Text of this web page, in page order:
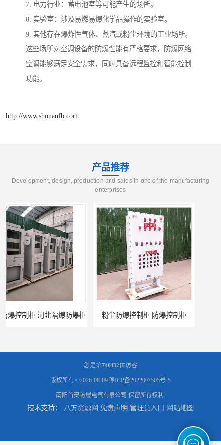
7. 电力行业：蓄电池室等可能产生的场所。
8. 实验室：涉及易燃易爆化学品操作的实验室。
9. 其他存在爆炸性气体、蒸汽或粉尘环境的工业场所。
这些场所对空调设备的防爆性能有严格要求，防爆网络
空调能够满足安全需求，同时具备远程监控和智能控制
功能。
http://www.shouanfb.com
产品推荐
Development, design, production and sales in one of the manufacturing
enterprises
粉尘防爆控制柜 防爆控制柜
防腐防尘防爆控制柜 湖北防爆控制箱 防腐防尘防爆控制柜 广东防爆控制柜
您是第740432位访客
版权所有 ©2026-08-09 豫ICP备2022007505号-5
南阳首安防爆电气有限公司 保留所有权利.
技术支持： 八方资源网 免责声明 管理员入口 网站地图